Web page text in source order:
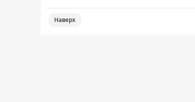
Наверх